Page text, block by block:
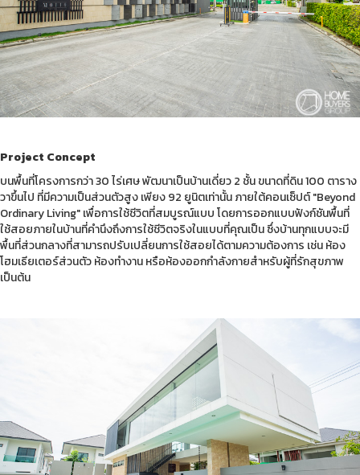
Project Concept
บนพื้นที่โครงการกว่า 30 ไร่เศษ พัฒนาเป็นบ้านเดี่ยว 2 ชั้น ขนาดที่ดิน 100 ตาราง
วาขึ้นไป ที่มีความเป็นส่วนตัวสูง เพียง 92 ยูนิตเท่านั้น ภายใต้คอนเซ็ปต์ "Beyond
Ordinary Living" เพื่อการใช้ชีวิตที่สมบูรณ์แบบ โดยการออกแบบฟังก์ชันพื้นที่
ใช้สอยภายในบ้านที่คำนึงถึงการใช้ชีวิตจริงในแบบที่คุณเป็น ซึ่งบ้านทุกแบบจะมี
พื้นที่ส่วนกลางที่สามารถปรับเปลี่ยนการใช้สอยได้ตามความต้องการ เช่น ห้อง
โฮมเธียเตอร์ส่วนตัว ห้องทำงาน หรือห้องออกกำลังกายสำหรับผู้ที่รักสุขภาพ
เป็นต้น